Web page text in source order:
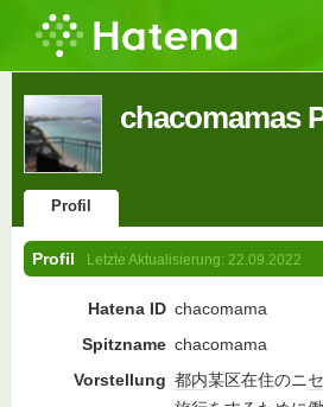
chacomamas
Profil
Profil Letzte Aktualisierung: 22.09.2022
Hatena ID chacomama
Spitzname chacomama
Vorstellung 都内某区在住のニ